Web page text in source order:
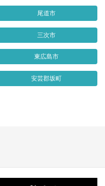
尾道市
三次市
東広島市
安芸郡坂町